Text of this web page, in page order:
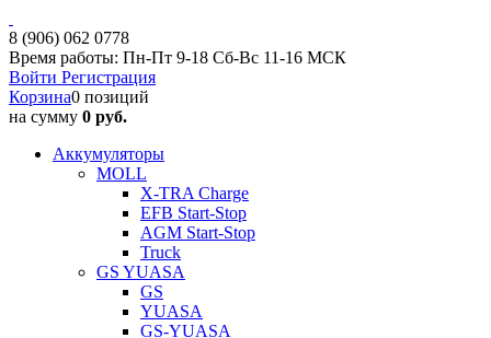
8 (906) 062 0778
Время работы: Пн-Пт 9-18 Сб-Вс 11-16 МСК
Войти Регистрация
Корзина0 позиций
на сумму 0 руб.
Аккумуляторы
MOLL
X-TRA Charge
EFB Start-Stop
AGM Start-Stop
Truck
GS YUASA
GS
YUASA
GS-YUASA